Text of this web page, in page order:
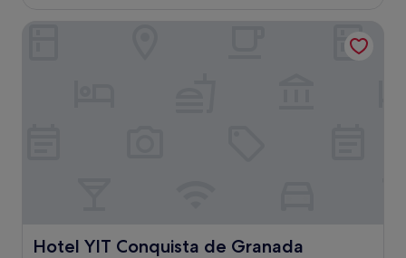
de
109 €
Hotel YIT Conquista de Granada
Hotel YIT Conquista de Granada